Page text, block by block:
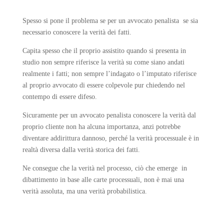
Spesso si pone il problema se per un avvocato penalista se sia
necessario conoscere la verità dei fatti.
Capita spesso che il proprio assistito quando si presenta in
studio non sempre riferisce la verità su come siano andati
realmente i fatti; non sempre l’indagato o l’imputato riferisce
al proprio avvocato di essere colpevole pur chiedendo nel
contempo di essere difeso.
Sicuramente per un avvocato penalista conoscere la verità dal
proprio cliente non ha alcuna importanza, anzi potrebbe
diventare addirittura dannoso, perché la verità processuale è in
realtà diversa dalla verità storica dei fatti.
Ne consegue che la verità nel processo, ciò che emerge in
dibattimento in base alle carte processuali, non è mai una
verità assoluta, ma una verità probabilistica.